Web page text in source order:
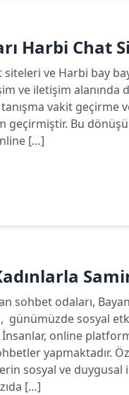
Harbi Chat
ve Harbi bay
ve iletişim
vakit geçirme
geçirmiştir. Bu
[…]
sohbet odaları,
günümüzde sosyal
online
yapmaktadır.
sosyal ve duygusal
[…]